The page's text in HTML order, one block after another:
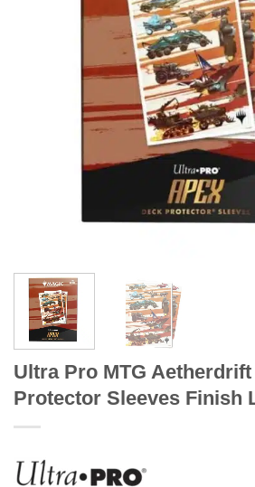
Ultra Pro MTG
Protector Sleeves Finish